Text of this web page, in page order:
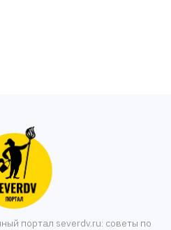
портал severdv.ru: советы по